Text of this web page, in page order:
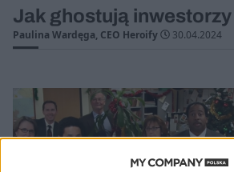
Jak ghostują inwestorzy
Paulina Wardęga, CEO Heroify 30.04.2024